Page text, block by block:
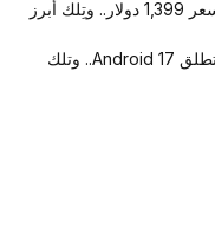
ارتفاع في السعر| آيفون 18 برو يأتي بسعر 1,399 دولار.. وتِلك أبرز
لأجهزة Pixel| بشكل رسمي “جوجل” تطلق Android 17.. وتلك